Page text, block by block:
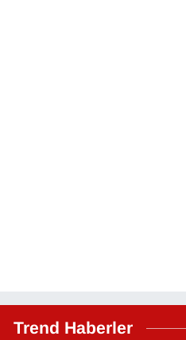
Trend Haberler